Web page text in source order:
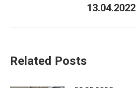
Next
13.04.2022
Related Posts